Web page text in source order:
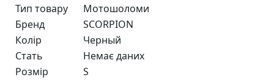
Тип товару
Мотошоломи
Бренд
SCORPION
Колір
Черный
Стать
Немає даних
Розмір
S